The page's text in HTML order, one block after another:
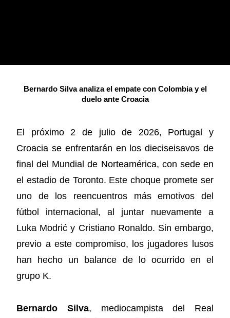
Bernardo Silva analiza el empate con Colombia y el
duelo ante Croacia
El próximo 2 de julio de 2026, Portugal y
Croacia se enfrentarán en los dieciseisavos de
final del Mundial de Norteamérica, con sede en
el estadio de Toronto. Este choque promete ser
uno de los reencuentros más emotivos del
fútbol internacional, al juntar nuevamente a
Luka Modrić y Cristiano Ronaldo. Sin embargo,
previo a este compromiso, los jugadores lusos
han hecho un balance de lo ocurrido en el
grupo K.
Bernardo Silva, mediocampista del Real